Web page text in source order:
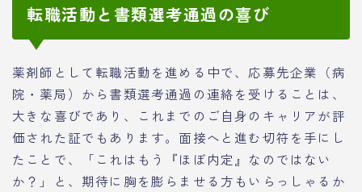
転職活動と書類選考通過の喜び
薬剤師として転職活動を進める中で、応募先企業（病
院・薬局）から書類選考通過の連絡を受けることは、
大きな喜びであり、これまでのご自身のキャリアが評
価された証でもあります。面接へと進む切符を手にし
たことで、「これはもう『ほぼ内定』なのではない
か？」と、期待に胸を膨らませる方もいらっしゃるか